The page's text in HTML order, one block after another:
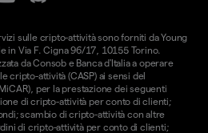
sulle cripto-attività sono forniti da Young
in Via F. Cigna 96/17, 10155 Torino.
da Consob e Banca d'Italia a operare
cripto-attività (CASP) ai sensi del
per la prestazione dei seguenti
di cripto-attività per conto di clienti;
scambio di cripto-attività con altre
di cripto-attività per conto di clienti;